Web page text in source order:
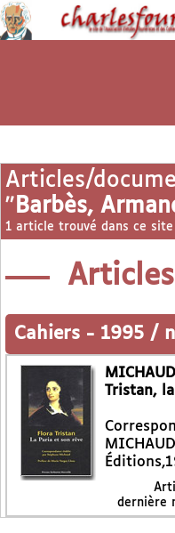
Articles/
" Barbès,
1 article trouvé dans ce site
Articles
Cahiers - 1995 /
Tristan,
dernière